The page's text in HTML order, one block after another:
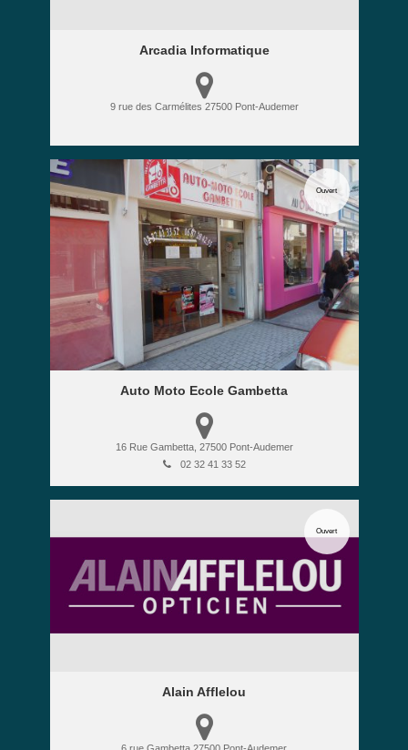
Arcadia Informatique
9 rue des Carmélites 27500 Pont-Audemer
Auto Moto Ecole Gambetta
16 Rue Gambetta, 27500 Pont-Audemer
02 32 41 33 52
Ouvert
Alain Afflelou
Ouvert